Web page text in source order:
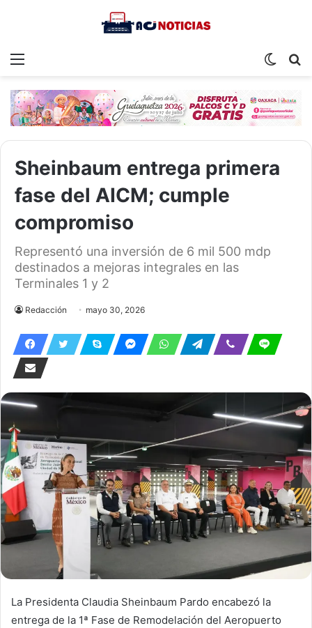
Menu
Switch
Sheinbaum entrega primera
fase del AICM; cumple
compromiso
Representó una inversión de 6 mil 500 mdp
destinados a mejoras integrales en las
Terminales 1 y 2
Redacción mayo 30, 2026
La Presidenta Claudia Sheinbaum Pardo encabezó la
entrega de la 1ª Fase de Remodelación del Aeropuerto